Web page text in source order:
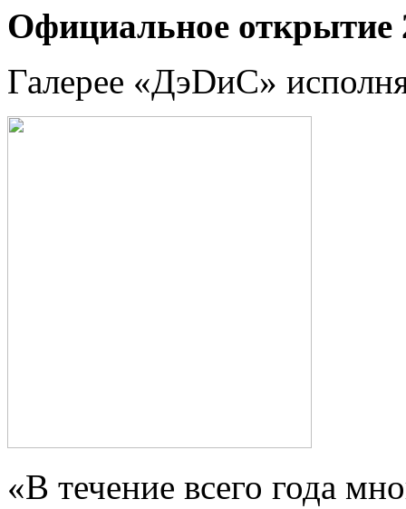
Официальное открытие
Галерее «ДэDиС»
«В течение всего года